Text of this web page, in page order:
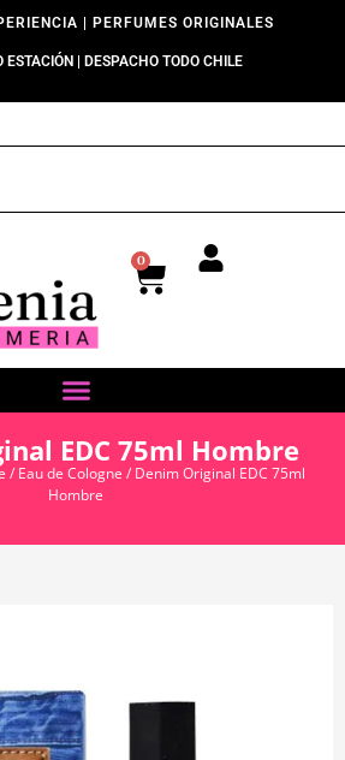
| PERFUMES ORIGINALES
ESTACIÓN | DESPACHO TODO CHILE
0
EDC 75ml Hombre
/ Eau de Cologne / Denim Original EDC 75ml
Hombre